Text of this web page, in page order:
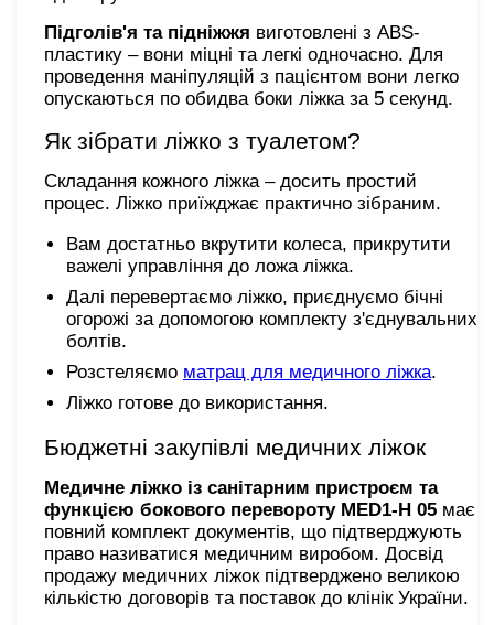
Підголів'я та підніжжя виготовлені з ABS-
пластику – вони міцні та легкі одночасно. Для
проведення маніпуляцій з пацієнтом вони легко
опускаються по обидва боки ліжка за 5 секунд.
Як зібрати ліжко з туалетом?
Складання кожного ліжка – досить простий
процес. Ліжко приїжджає практично зібраним.
Вам достатньо вкрутити колеса, прикрутити
важелі управління до ложа ліжка.
Далі перевертаємо ліжко, приєднуємо бічні
огорожі за допомогою комплекту з'єднувальних
болтів.
Розстеляємо матрац для медичного ліжка.
Ліжко готове до використання.
Бюджетні закупівлі медичних ліжок
Медичне ліжко із санітарним пристроєм та
функцією бокового перевороту MED1-H 05 має
повний комплект документів, що підтверджують
право називатися медичним виробом. Досвід
продажу медичних ліжок підтверджено великою
кількістю договорів та поставок до клінік України.